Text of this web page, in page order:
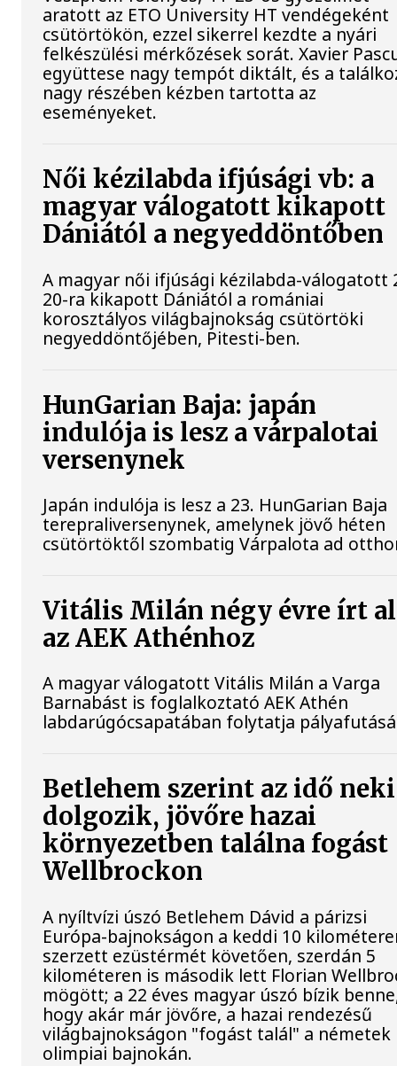
aratott az ETO University HT vendégeként
csütörtökön, ezzel sikerrel kezdte a nyári
felkészülési mérkőzések sorát. Xavier
együttese nagy tempót diktált, és a
nagy részében kézben tartotta az
eseményeket.
Női kézilabda ifjúsági vb: a
magyar válogatott kikapott
Dániától a negyeddöntőben
A magyar női ifjúsági kézilabda-válogatott
20-ra kikapott Dániától a romániai
korosztályos világbajnokság csütörtöki
negyeddöntőjében, Pitesti-ben.
HunGarian Baja: japán
indulója is lesz a várpalotai
versenynek
Japán indulója is lesz a 23. HunGarian Baja
terepraliversenynek, amelynek jövő héten
csütörtöktől szombatig Várpalota ad
Vitális Milán négy évre írt
az AEK Athénhoz
A magyar válogatott Vitális Milán a Varga
Barnabást is foglalkoztató AEK Athén
labdarúgócsapatában folytatja
Betlehem szerint az idő neki
dolgozik, jövőre hazai
környezetben találna fogást
Wellbrockon
A nyíltvízi úszó Betlehem Dávid a párizsi
Európa-bajnokságon a keddi 10
szerzett ezüstérmét követően, szerdán 5
kilométeren is második lett Florian
mögött; a 22 éves magyar úszó bízik
hogy akár már jövőre, a hazai rendezésű
világbajnokságon "fogást talál" a németek
olimpiai bajnokán.